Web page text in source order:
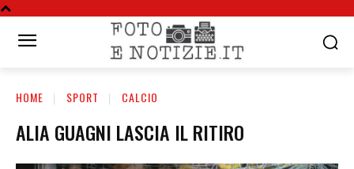
HOME SPORT CALCIO
ALIA GUAGNI LASCIA IL RITIRO